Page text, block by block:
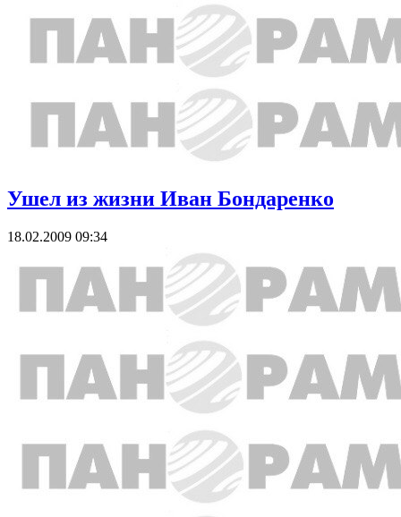
Ушел из жизни Иван Бондаренко
18.02.2009 09:34